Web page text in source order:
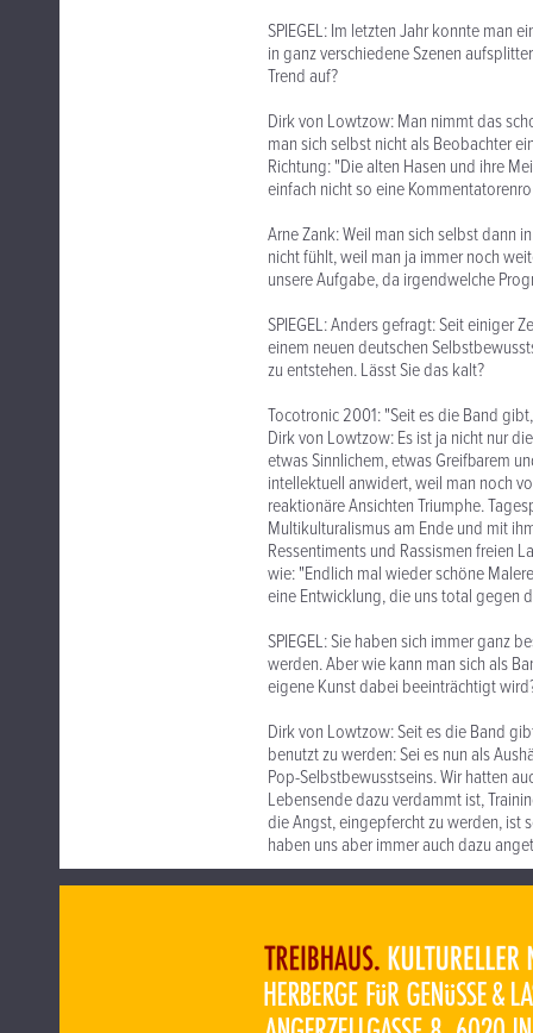
SPIEGEL: Im letzten Jahr konnte man
in ganz verschiedene Szenen
Trend auf?
Dirk von Lowtzow: Man nimmt das
man sich selbst nicht als Beobachter
Richtung: "Die alten Hasen und ihre
einfach nicht so eine
Arne Zank: Weil man sich selbst dann
nicht fühlt, weil man ja immer noch
unsere Aufgabe, da irgendwelche
SPIEGEL: Anders gefragt: Seit einiger
einem neuen deutschen
zu entstehen. Lässt Sie das kalt?
Tocotronic 2001: "Seit es die Band
Dirk von Lowtzow: Es ist ja nicht nur
etwas Sinnlichem, etwas Greifbarem
intellektuell anwidert, weil man noch
reaktionäre Ansichten Triumphe.
Multikulturalismus am Ende und mit
Ressentiments und Rassismen freien
wie: "Endlich mal wieder schöne
eine Entwicklung, die uns total gegen
SPIEGEL: Sie haben sich immer ganz
werden. Aber wie kann man sich als
eigene Kunst dabei beeinträchtigt
Dirk von Lowtzow: Seit es die Band
benutzt zu werden: Sei es nun als
Pop-Selbstbewusstseins. Wir hatten
Lebensende dazu verdammt ist,
die Angst, eingepfercht zu werden, ist
haben uns aber immer auch dazu